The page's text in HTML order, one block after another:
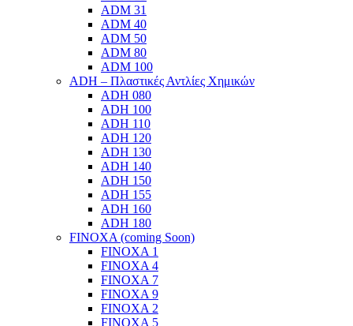
ADM 31
ADM 40
ADM 50
ADM 80
ADM 100
ADH – Πλαστικές Αντλίες Χημικών
ADH 080
ADH 100
ADH 110
ADH 120
ADH 130
ADH 140
ADH 150
ADH 155
ADH 160
ADH 180
FINOXA (coming Soon)
FINOXA 1
FINOXA 4
FINOXA 7
FINOXA 9
FINOXA 2
FINOXA 5